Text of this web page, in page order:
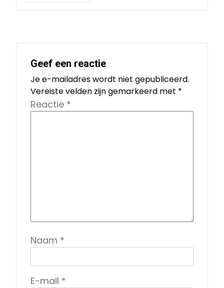
Geef een reactie
Je e-mailadres wordt niet gepubliceerd.
Vereiste velden zijn gemarkeerd met *
Reactie *
Naam *
E-mail *